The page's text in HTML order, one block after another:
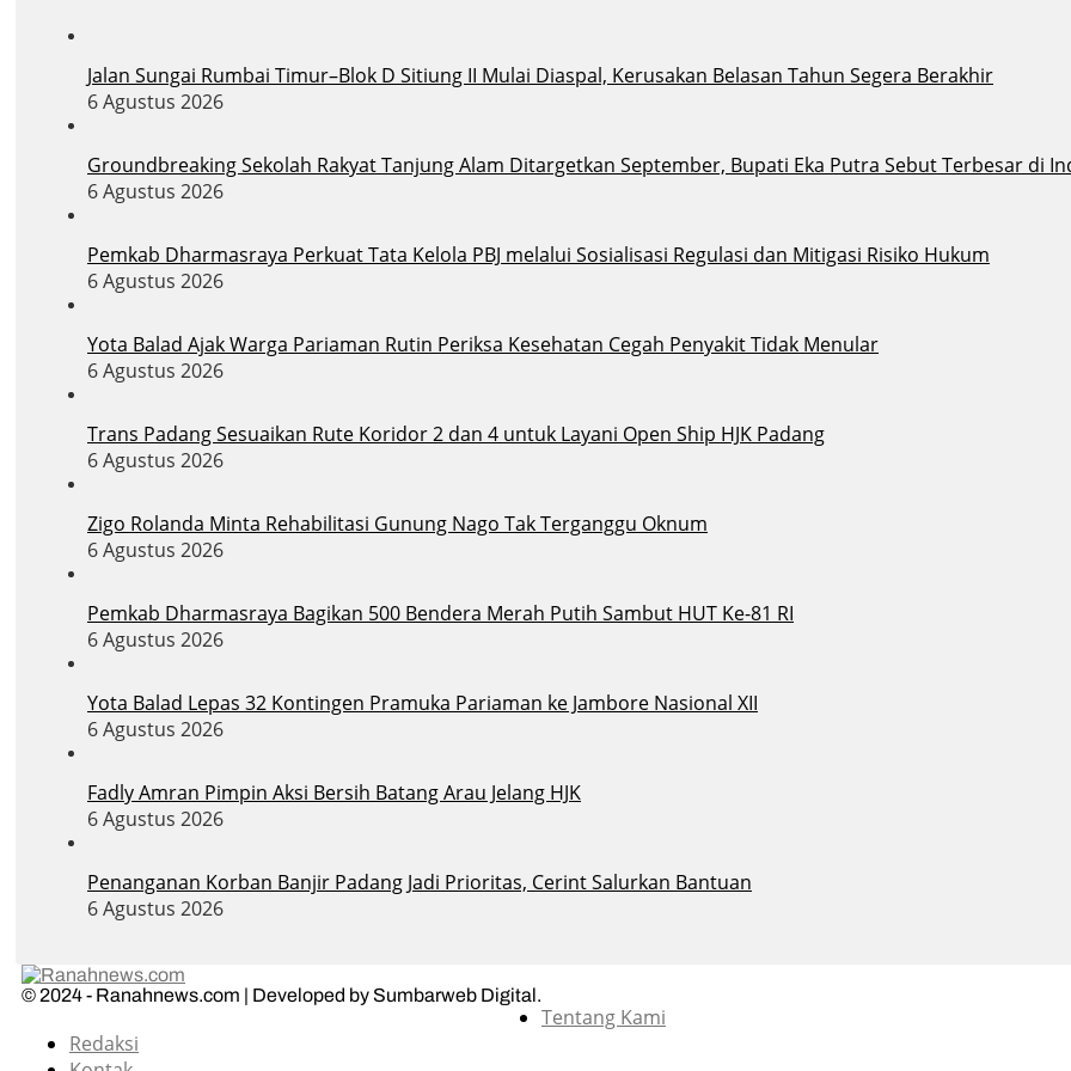
Jalan Sungai Rumbai Timur–Blok D Sitiung II Mulai Diaspal, Kerusakan Belasan Tahun Segera Berakhir
6 Agustus 2026
Groundbreaking Sekolah Rakyat Tanjung Alam Ditargetkan September, Bupati Eka Putra Sebut Terbesar di
6 Agustus 2026
Pemkab Dharmasraya Perkuat Tata Kelola PBJ melalui Sosialisasi Regulasi dan Mitigasi Risiko Hukum
6 Agustus 2026
Yota Balad Ajak Warga Pariaman Rutin Periksa Kesehatan Cegah Penyakit Tidak Menular
6 Agustus 2026
Trans Padang Sesuaikan Rute Koridor 2 dan 4 untuk Layani Open Ship HJK Padang
6 Agustus 2026
Zigo Rolanda Minta Rehabilitasi Gunung Nago Tak Terganggu Oknum
6 Agustus 2026
Pemkab Dharmasraya Bagikan 500 Bendera Merah Putih Sambut HUT Ke-81 RI
6 Agustus 2026
Yota Balad Lepas 32 Kontingen Pramuka Pariaman ke Jambore Nasional XII
6 Agustus 2026
Fadly Amran Pimpin Aksi Bersih Batang Arau Jelang HJK
6 Agustus 2026
Penanganan Korban Banjir Padang Jadi Prioritas, Cerint Salurkan Bantuan
6 Agustus 2026
© 2024 - Ranahnews.com | Developed by Sumbarweb Digital.
Tentang Kami
Redaksi